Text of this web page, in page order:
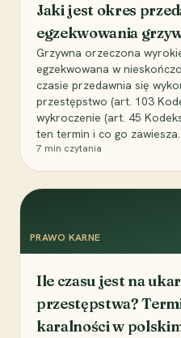
Jaki jest okres
egzekwowania
Grzywna orzeczona
egzekwowana w
czasie przedawnia się
przestępstwo (art. 103
wykroczenie (art. 45
ten termin i co go zawiesza.
7 min czytania
PRAWO KARNE
Ile czasu jest na
przestępstwa?
karalności w